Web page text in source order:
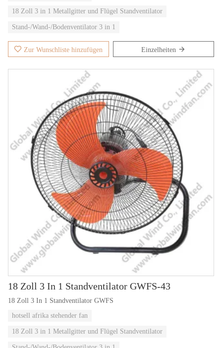
18 Zoll 3 in 1 Metallgitter und Flügel Standventilator
Stand-/Wand-/Bodenventilator 3 in 1
Zur Wunschliste hinzufügen Einzelheiten
18 Zoll 3 In 1 Standventilator GWFS-43
18 Zoll 3 In 1 Standventilator GWFS
hotsell afrika stehender fan
18 Zoll 3 in 1 Metallgitter und Flügel Standventilator